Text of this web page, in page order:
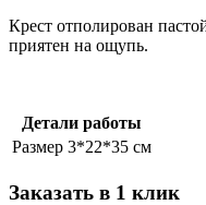
Крест отполирован
приятен на ощупь.
Детали работы
Размер 3*22*35 см
Заказать в 1 клик